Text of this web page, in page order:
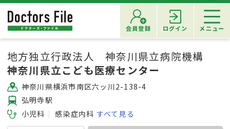
会員登録 ログイン メニュー
地方独立行政法人 神奈川県立病院機構
神奈川県立こども医療センター
神奈川県横浜市南区六ッ川2-138-4
弘明寺駅
小児科
感染症内科 すべて見る